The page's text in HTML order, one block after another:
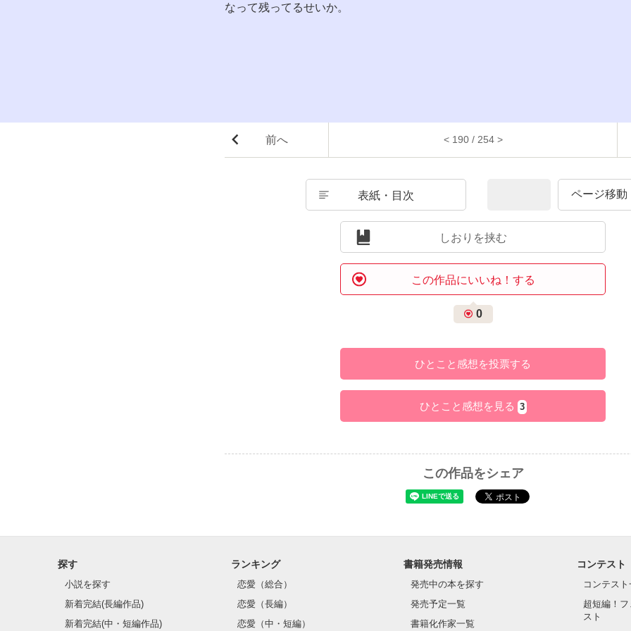
なって残ってるせいか。
前へ < 190 / 254 >
表紙・目次
しおりを挟む
この作品にいいね！する
0
ひとこと感想を投票する
ひとこと感想を見る 3
この作品をシェア
探す
小説を探す
新着完結(長編作品)
新着完結(中・短編作品)
ランキング
恋愛（総合）
恋愛（長編）
恋愛（中・短編）
書籍発売情報
発売中の本を探す
発売予定一覧
書籍化作家一覧
コンテスト
コンテス
超短編！
スト